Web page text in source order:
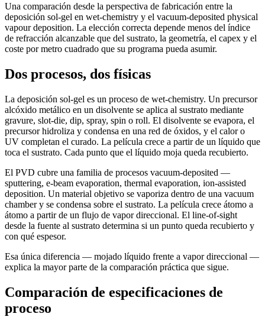
Una comparación desde la perspectiva de fabricación entre la
deposición sol-gel en wet-chemistry y el vacuum-deposited physical
vapour deposition. La elección correcta depende menos del índice
de refracción alcanzable que del sustrato, la geometría, el capex y el
coste por metro cuadrado que su programa pueda asumir.
Dos procesos, dos físicas
La deposición sol-gel es un proceso de wet-chemistry. Un precursor
alcóxido metálico en un disolvente se aplica al sustrato mediante
gravure, slot-die, dip, spray, spin o roll. El disolvente se evapora, el
precursor hidroliza y condensa en una red de óxidos, y el calor o
UV completan el curado. La película crece a partir de un líquido que
toca el sustrato. Cada punto que el líquido moja queda recubierto.
El PVD cubre una familia de procesos vacuum-deposited —
sputtering, e-beam evaporation, thermal evaporation, ion-assisted
deposition. Un material objetivo se vaporiza dentro de una vacuum
chamber y se condensa sobre el sustrato. La película crece átomo a
átomo a partir de un flujo de vapor direccional. El line-of-sight
desde la fuente al sustrato determina si un punto queda recubierto y
con qué espesor.
Esa única diferencia — mojado líquido frente a vapor direccional —
explica la mayor parte de la comparación práctica que sigue.
Comparación de especificaciones de
proceso